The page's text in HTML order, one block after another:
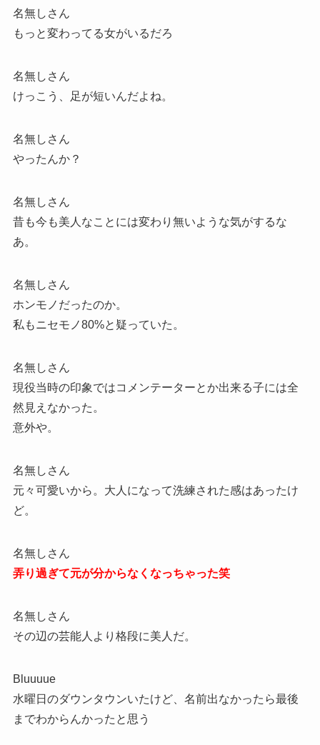
名無しさん
もっと変わってる女がいるだろ
名無しさん
けっこう、足が短いんだよね。
名無しさん
やったんか？
名無しさん
昔も今も美人なことには変わり無いような気がするな
あ。
名無しさん
ホンモノだったのか。
私もニセモノ80%と疑っていた。
名無しさん
現役当時の印象ではコメンテーターとか出来る子には全
然見えなかった。
意外や。
名無しさん
元々可愛いから。大人になって洗練された感はあったけ
ど。
名無しさん
弄り過ぎて元が分からなくなっちゃった笑
名無しさん
その辺の芸能人より格段に美人だ。
Bluuuue
水曜日のダウンタウンいたけど、名前出なかったら最後
までわからんかったと思う